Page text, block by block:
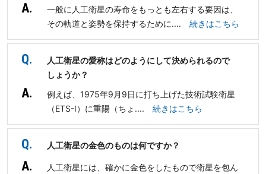
A.
一般に人工衛星の寿命をもっとも左右する要因は、
その軌道と姿勢を保持するために.... 続きはこちら
Q.
人工衛星の愛称はどのようにして決められるので
しょうか？
A.
例えば、1975年9月9日に打ち上げた技術試験衛星
（ETS-I）に重陽（ちょ.... 続きはこちら
Q. 人工衛星の金色のものは何ですか？
A.
人工衛星には、確かに金色をしたもので衛星を包ん